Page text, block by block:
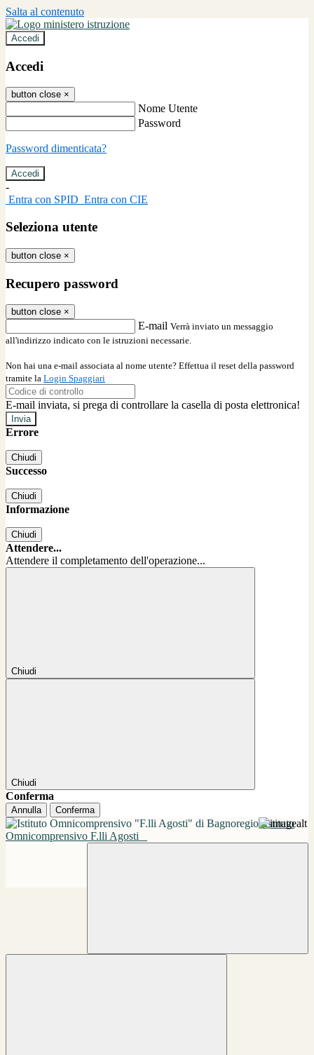
Salta al contenuto
Accedi
Accedi
button close ×
Nome Utente
Password
Password dimenticata?
-
Entra con SPID Entra con CIE
Seleziona utente
button close ×
Recupero password
button close ×
E-mail Verrà inviato un messaggio
all'indirizzo indicato con le istruzioni necessarie.
Non hai una e-mail associata al nome utente? Effettua il reset della password
tramite la Login Spaggiari
E-mail inviata, si prega di controllare la casella di posta elettronica!
Errore
Chiudi
Successo
Chiudi
Informazione
Chiudi
Attendere...
Attendere il completamento dell'operazione...
Chiudi
Chiudi
Conferma
Annulla Conferma
Istituto
Omnicomprensivo F.lli Agosti